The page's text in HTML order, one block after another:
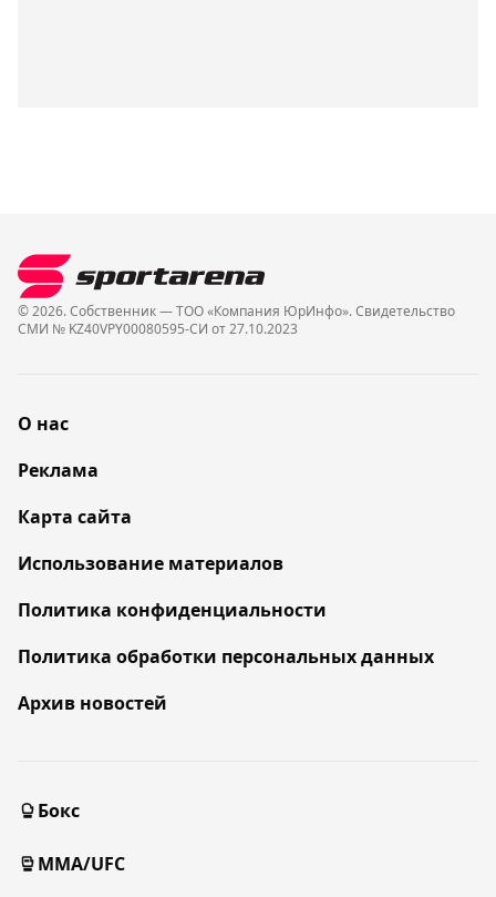
© 2026. Собственник — ТОО «Компания ЮрИнфо». Cвидетельство
СМИ № KZ40VPY00080595-СИ от 27.10.2023
О нас
Реклама
Карта сайта
Использование материалов
Политика конфиденциальности
Политика обработки персональных данных
Архив новостей
Бокс
MMA/UFC